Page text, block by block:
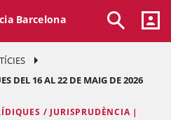
Barcelona
DEL 16 AL 22 DE MAIG DE 2026
/ JURISPRUDÈNCIA |